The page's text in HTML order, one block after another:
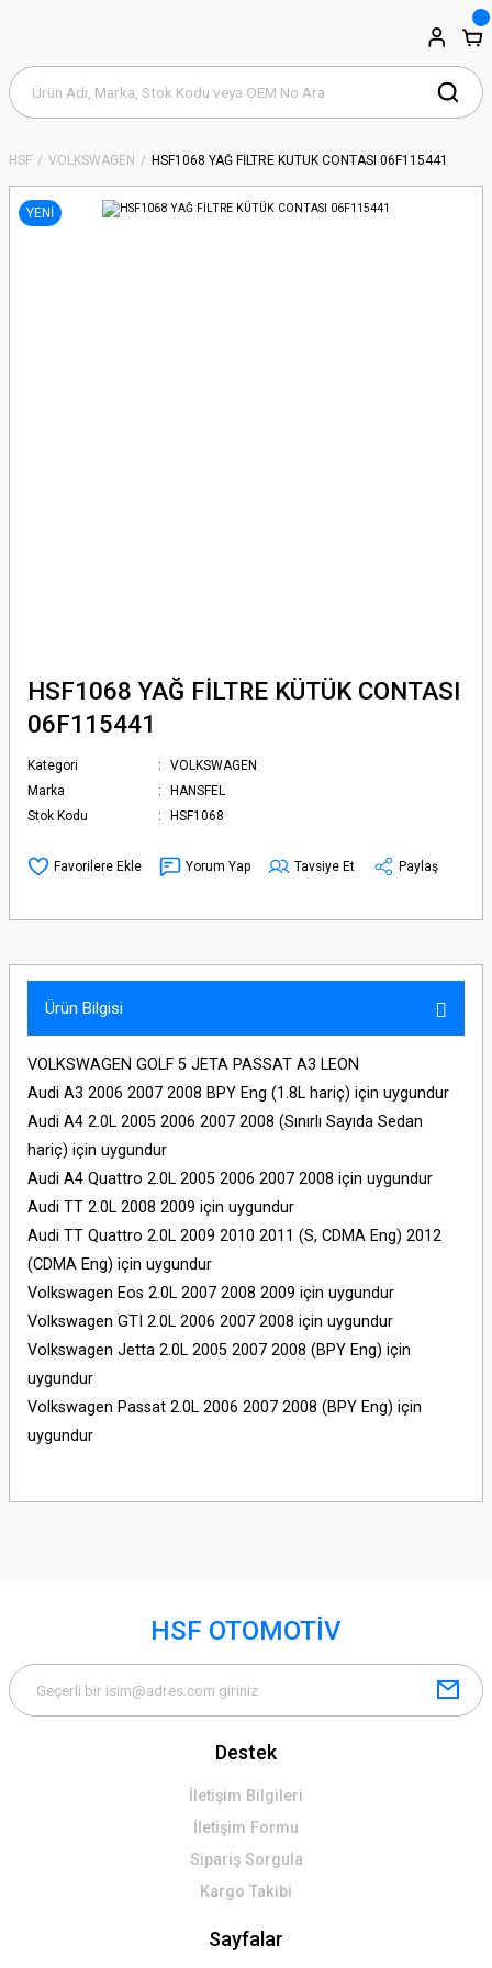
HSF VOLKSWAGEN HSF1068 YAĞ FİLTRE KÜTÜK CONTASI 06F115441
YENİ
HSF1068 YAĞ FİLTRE KÜTÜK CONTASI
06F115441
Kategori
VOLKSWAGEN
Marka
HANSFEL
Stok Kodu
HSF1068
Yorum Yap Tavsiye Et Paylaş
Ürün Bilgisi
VOLKSWAGEN GOLF 5 JETA PASSAT A3 LEON
Audi A3 2006 2007 2008 BPY Eng (1.8L hariç) için uygundur
Audi A4 2.0L 2005 2006 2007 2008 (Sınırlı Sayıda Sedan
hariç) için uygundur
Audi A4 Quattro 2.0L 2005 2006 2007 2008 için uygundur
Audi TT 2.0L 2008 2009 için uygundur
Audi TT Quattro 2.0L 2009 2010 2011 (S, CDMA Eng) 2012
(CDMA Eng) için uygundur
Volkswagen Eos 2.0L 2007 2008 2009 için uygundur
Volkswagen GTI 2.0L 2006 2007 2008 için uygundur
Volkswagen Jetta 2.0L 2005 2007 2008 (BPY Eng) için
uygundur
Volkswagen Passat 2.0L 2006 2007 2008 (BPY Eng) için
uygundur
HSF OTOMOTİV
Destek
İletişim Bilgileri
İletişim Formu
Sipariş Sorgula
Kargo Takibi
Sayfalar